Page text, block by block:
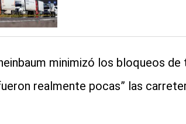
minimizó los bloqueos
realmente pocas” las